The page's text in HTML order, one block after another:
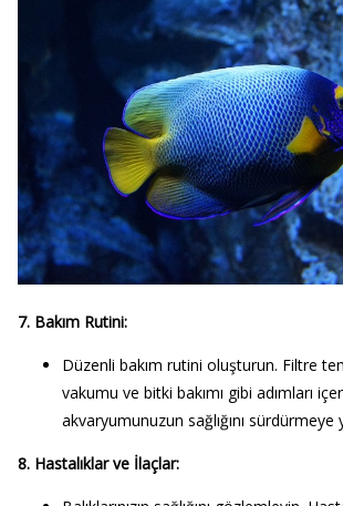
7. Bakım Rutini:
Düzenli bakım rutini oluşturun. Filtre
vakumu ve bitki bakımı gibi adımları
akvaryumunuzun sağlığını sürdürmeye
8. Hastalıklar ve İlaçlar: